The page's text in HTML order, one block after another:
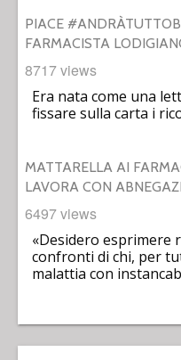
PIACE
FARMACISTA
8717 views
Era nata come una
fissare sulla carta i
MATTARELLA AI
LAVORA CON
6497 views
«Desidero esprimere
confronti di chi, per
malattia con